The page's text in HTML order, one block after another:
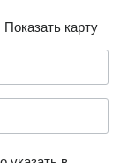
Показать карту